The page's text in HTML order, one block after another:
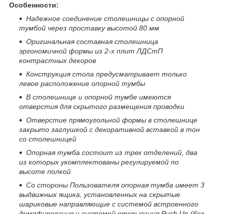
Особенности:
Надежное соединение столешницы с опорной
тумбой через проставку высотой 80 мм
Оригинальная составная столешница
эргономичной формы из 2-х плит ЛДСтП
контрастных декоров
Конструкция стола предусматривает только
левое расположение опорной тумбы
В столешнице и опорной тумбе имеются
отверстия для скрытого размещения проводки
Отверстие прямоугольной формы в столешнице
закрыто заглушкой с декоративной вставкой в тон
со столешницей
Опорная тумба состоит из трех отделений, два
из которых укомплектованы регулируемой по
высоте полкой
Со стороны Пользователя опорная тумба имеет 3
выдвижных ящика, установленных на скрытые
шариковые направляющие с системой встроенного